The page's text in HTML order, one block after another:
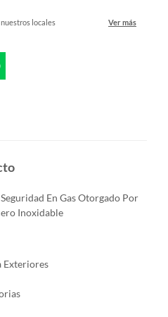
locales Ver más
En Gas Otorgado Por
Inoxidable
Exteriores